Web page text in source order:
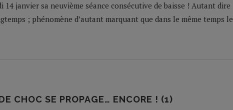
janvier sa neuvième séance consécutive de baisse ! Autant dire
; phénomène d’autant marquant que dans le même temps le
CHOC SE PROPAGE… ENCORE ! (1)